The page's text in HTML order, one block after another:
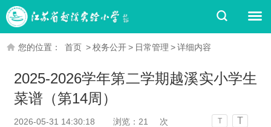
您的位置： 首页 >校务公开> 日常管理 >详细内容
2025-2026学年第二学期越溪实小学生
菜谱（第14周）
2026-05-31 14:30:18 浏览： 21 次 T T